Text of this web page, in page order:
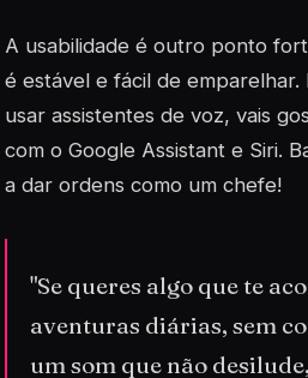
A usabilidade é outro ponto
é estável e fácil de
usar assistentes de voz, vais
com o Google Assistant e Siri.
a dar ordens como um chefe!
"Se queres algo que te
aventuras diárias, sem
um som que não